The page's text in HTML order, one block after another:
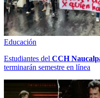
Educación
Estudiantes del CCH
terminarán semestre en línea